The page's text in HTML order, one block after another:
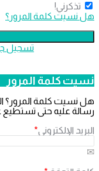
تذكرني!
هل نسيت كلمة المرور؟
‫تسجيل
نسيت كلمة المرور
هل نسيت كلمة المرور؟
رسالة عليه حتى
البريد الإلكتروني*